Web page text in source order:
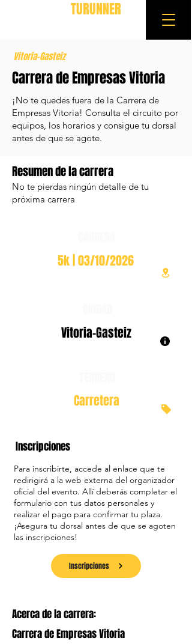
TURUNNER
Vitoria-Gasteiz
Carrera de Empresas Vitoria
¡No te quedes fuera de la Carrera de
Empresas Vitoria! Consulta el circuito por
equipos, los horarios y consigue tu dorsal
antes de que se agote.
Resumen de la carrera
No te pierdas ningún detalle de tu
próxima carrera
5k | 03/10/2026
Vitoria-Gasteiz
Carretera
Inscripciones
Para inscribirte, accede al enlace que te
redirigirá a la web externa del organizador
oficial del evento. Allí deberás completar el
formulario con tus datos personales y
realizar el pago para confirmar tu plaza.
¡Asegura tu dorsal antes de que se agoten
las inscripciones!
Inscripciones
Acerca de la carrera:
Carrera de Empresas Vitoria